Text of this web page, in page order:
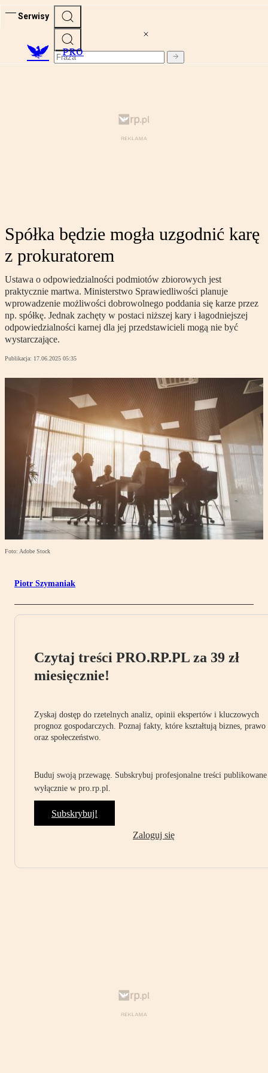
Serwisy
PRO
Spółka będzie mogła uzgodnić karę
z prokuratorem
Ustawa o odpowiedzialności podmiotów zbiorowych jest
praktycznie martwa. Ministerstwo Sprawiedliwości planuje
wprowadzenie możliwości dobrowolnego poddania się karze przez
np. spółkę. Jednak zachęty w postaci niższej kary i łagodniejszej
odpowiedzialności karnej dla jej przedstawicieli mogą nie być
wystarczające.
Publikacja: 17.06.2025 05:35
Foto: Adobe Stock
Piotr Szymaniak
Czytaj treści PRO.RP.PL za 39 zł
miesięcznie!
Zyskaj dostęp do rzetelnych analiz, opinii ekspertów i kluczowych
prognoz gospodarczych. Poznaj fakty, które kształtują biznes, prawo
oraz społeczeństwo.
Buduj swoją przewagę. Subskrybuj profesjonalne treści publikowane
wyłącznie w pro.rp.pl.
Subskrybuj!
Zaloguj się